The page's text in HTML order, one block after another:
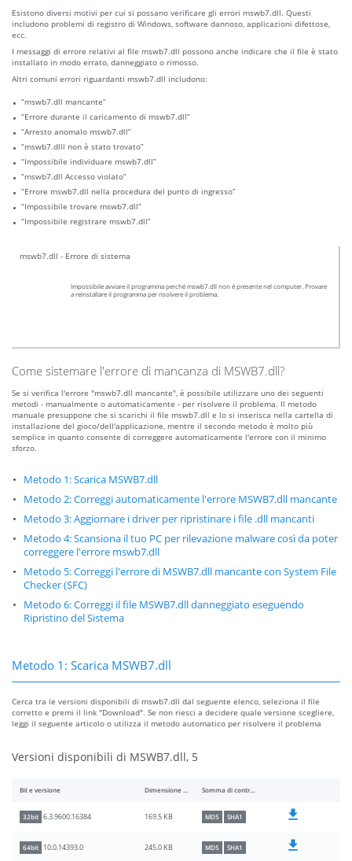
Esistono diversi motivi per cui si possano verificare gli errori mswb7.dll. Questi
includono problemi di registro di Windows, software dannoso, applicazioni difettose,
ecc.
I messaggi di errore relativi al file mswb7.dll possono anche indicare che il file è stato
installato in modo errato, danneggiato o rimosso.
Altri comuni errori riguardanti mswb7.dll includono:
“mswb7.dll mancante”
“Errore durante il caricamento di mswb7.dll”
“Arresto anomalo mswb7.dll”
“mswb7.dlll non è stato trovato”
“Impossibile individuare mswb7.dll”
“mswb7.dll Accesso violato”
“Errore mswb7.dll nella procedura del punto di ingresso”
“Impossibile trovare mswb7.dll”
“Impossibile registrare mswb7.dll”
mswb7.dll - Errore di sistema
Impossibile avviare il programma perché mswb7.dll non è presente nel computer. Provare
a reinstallare il programma per risolvere il problema.
Come sistemare l'errore di mancanza di MSWB7.dll?
Se si verifica l'errore "mswb7.dll mancante", è possibile utilizzare uno dei seguenti
metodi - manualmente o automaticamente - per risolvere il problema. Il metodo
manuale presuppone che si scarichi il file mswb7.dll e lo si inserisca nella cartella di
installazione del gioco/dell'applicazione, mentre il secondo metodo è molto più
semplice in quanto consente di correggere automaticamente l'errore con il minimo
sforzo.
Metodo 1: Scarica MSWB7.dll
Metodo 2: Correggi automaticamente l'errore MSWB7.dll mancante
Metodo 3: Aggiornare i driver per ripristinare i file .dll mancanti
Metodo 4: Scansiona il tuo PC per rilevazione malware così da poter
correggere l'errore mswb7.dll
Metodo 5: Correggi l'errore di MSWB7.dll mancante con System File
Checker (SFC)
Metodo 6: Correggi il file MSWB7.dll danneggiato eseguendo
Ripristino del Sistema
Metodo 1: Scarica MSWB7.dll
Cerca tra le versioni disponibili di mswb7.dll dal seguente elenco, seleziona il file
corretto e premi il link "Download". Se non riesci a decidere quale versione scegliere,
leggi il seguente articolo o utilizza il metodo automatico per risolvere il problema
Versioni disponibili di MSWB7.dll, 5
Bit e versione Dimensione del file Somma di controllo
32bit 6.3.9600.16384 169.5 KB MD5 SHA1
64bit 10.0.14393.0 245.0 KB MD5 SHA1